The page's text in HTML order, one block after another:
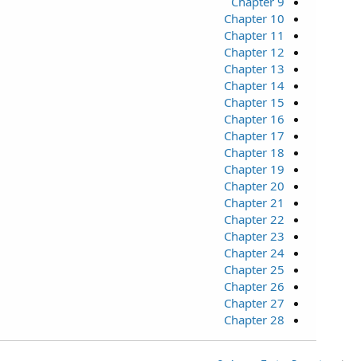
Chapter 10
Chapter 11
Chapter 12
Chapter 13
Chapter 14
Chapter 15
Chapter 16
Chapter 17
Chapter 18
Chapter 19
Chapter 20
Chapter 21
Chapter 22
Chapter 23
Chapter 24
Chapter 25
Chapter 26
Chapter 27
Chapter 28